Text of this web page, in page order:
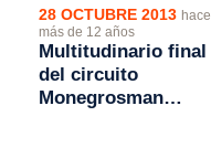
28 OCTUBRE 2013 hace
más de 12 años
Multitudinario final
del circuito
Monegrosman